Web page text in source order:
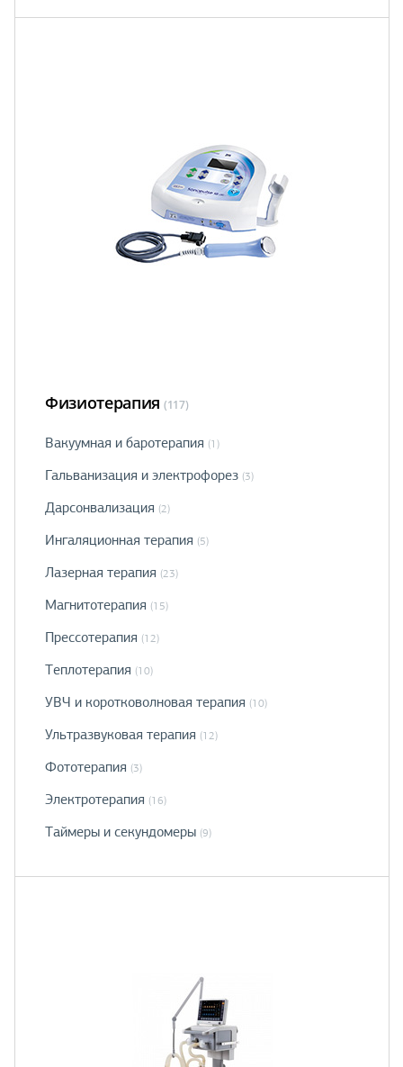
Физиотерапия (117)
Вакуумная и баротерапия (1)
Гальванизация и электрофорез (3)
Дарсонвализация (2)
Ингаляционная терапия (5)
Лазерная терапия (23)
Магнитотерапия (15)
Прессотерапия (12)
Теплотерапия (10)
УВЧ и коротковолновая терапия (10)
Ультразвуковая терапия (12)
Фототерапия (3)
Электротерапия (16)
Таймеры и секундомеры (9)